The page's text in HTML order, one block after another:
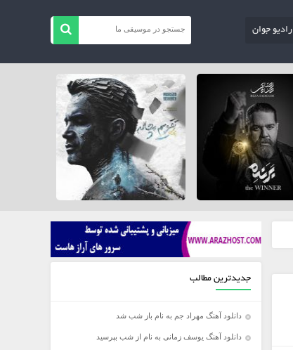
رادیو جوان
جدیدترین مطالب
دانلود آهنگ مهراد جم به نام باز شب شد
دانلود آهنگ یوسف زمانی به نام از شب بپرسید